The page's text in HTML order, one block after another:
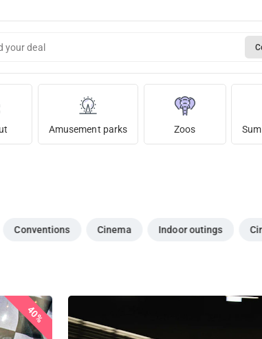
your deal
Amusement parks Zoos
Conventions Cinema Indoor outings
40%